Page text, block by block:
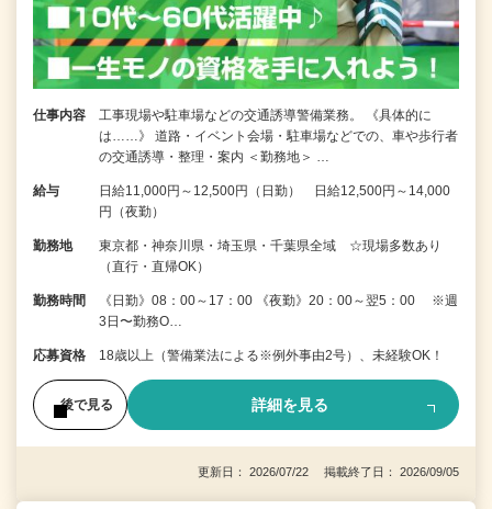
仕事内容
工事現場や駐車場などの交通誘導警備業務。 《具体的に
は……》 道路・イベント会場・駐車場などでの、車や歩行者
の交通誘導・整理・案内 ＜勤務地＞ …
給与
日給11,000円～12,500円（日勤） 日給12,500円～14,000
円（夜勤）
勤務地
東京都・神奈川県・埼玉県・千葉県全域 ☆現場多数あり
（直行・直帰OK）
勤務時間
《日勤》08：00～17：00 《夜勤》20：00～翌5：00 ※週
3日〜勤務O…
応募資格 18歳以上（警備業法による※例外事由2号）、未経験OK！
後で見る 詳細を見る
更新日： 2026/07/22 掲載終了日： 2026/09/05